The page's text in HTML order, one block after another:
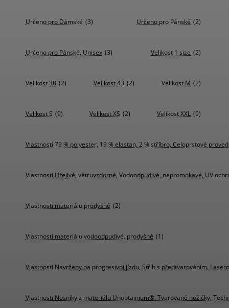
Určeno pro Dámské (3) Určeno pro Pánské (2)
Určeno pro Pánské, Unisex (3) Velikost 1 size (2)
Velikost 38 (2) Velikost 43 (2) Velikost M (2)
Velikost S (9) Velikost XS (2) Velikost XXL (9)
Vlastnosti 79 % polyester, 19 % elastan, 2 % stříbro, Celoprstové
Vlastnosti Hřejivé, větruvzdorné, Vodoodpudivé, nepromokavé, UV
Vlastnosti materiálu prodyšné (2)
Vlastnosti materiálu vodoodpudivé, prodyšné (1)
Vlastnosti Navrženy na progresivní jízdu, Střih s předtvarováním,
Vlastnosti Nosníky z materiálu Unobtainium®, Tvarované nožičky,